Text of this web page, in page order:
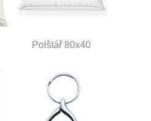
Polštář 80x40